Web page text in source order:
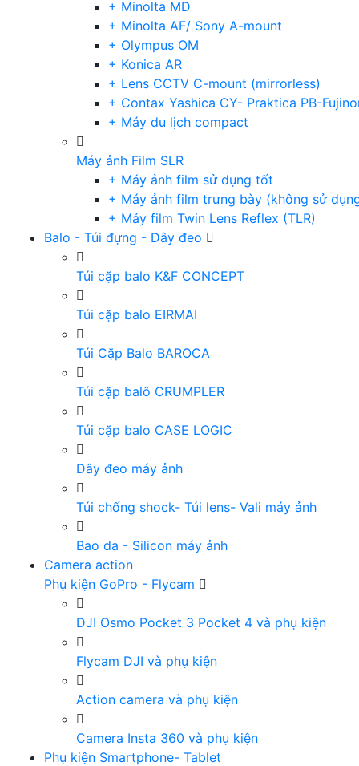
+ Minolta MD
+ Minolta AF/ Sony A-mount
+ Olympus OM
+ Konica AR
+ Lens CCTV C-mount (mirrorless)
+ Contax Yashica CY- Praktica PB-
+ Máy du lịch compact
Máy ảnh Film SLR
+ Máy ảnh film sử dụng tốt
+ Máy ảnh film trưng bày (không sử
+ Máy film Twin Lens Reflex (TLR)
Balo - Túi đựng - Dây đeo
Túi cặp balo K&F CONCEPT
Túi cặp balo EIRMAI
Túi Cặp Balo BAROCA
Túi cặp balô CRUMPLER
Túi cặp balo CASE LOGIC
Dây đeo máy ảnh
Túi chống shock- Túi lens- Vali máy ảnh
Bao da - Silicon máy ảnh
Camera action
Phụ kiện GoPro - Flycam
DJI Osmo Pocket 3 Pocket 4 và phụ kiện
Flycam DJI và phụ kiện
Action camera và phụ kiện
Camera Insta 360 và phụ kiện
Phụ kiện Smartphone- Tablet